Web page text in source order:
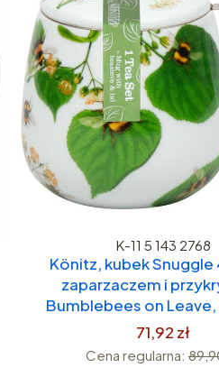
K-11 5 143 2768
Könitz, kubek Snuggle
zaparzaczem i
Bumblebees on
71,92 zł
Cena regularna: